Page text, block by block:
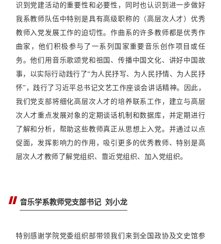
识到党建活动的重要性和必要性，同时也认识到进一步做好
我系教师队伍中特别是具有高级职称的（高层次人才）优秀
教师入党发展工作的迫切性。作曲系的许多教师都是优秀作
曲家，他们积极参与了一系列国家重要音乐创作项目或任
务。他们用音乐歌颂党和祖国、传播中国文化、讲好中国故
事，以实际行动践行了“为人民抒写、为人民抒情、为人民抒
怀”，践行了习近平总书记文艺工作座谈会讲话精神。因此，
我们党支部将细化高层次人才的培养联系工作，建立与高层
次人才重点发展对象的定期谈话机制和数据库，并定期进行
了解和分析，帮助这些教师真正从思想上入党。并通过以点
促面，发挥影响力的作用，吸引更多的优秀教师、特别是高
层次人才教师了解党组织、靠近党组织、加入党组织。
音乐学系教师党支部书记 刘小龙
特别感谢学院党委组织部带领我们来到全国政协及文史馆参